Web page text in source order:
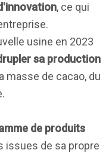
, ce qui
usine en 2023
sa production
masse de cacao, du
de produits
issues de sa propre